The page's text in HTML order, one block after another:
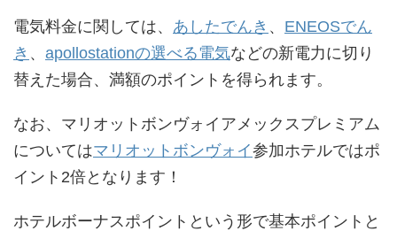
電気料金に関しては、 あしたでんき 、 ENEOSでん
き 、 apollostationの選べる電気などの新電力に切り
替えた場合、満額のポイントを得られます。
なお、マリオットボンヴォイアメックスプレミアム
についてはマリオットボンヴォイ参加ホテルではポ
イント2倍となります！
ホテルボーナスポイントという形で基本ポイントと